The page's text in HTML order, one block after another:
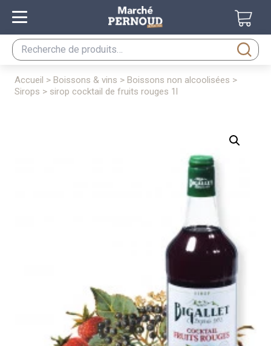
Recherche
pour :
accueil > boissons & vins > boissons non alcoolisées >
sirops > sirop cocktail de fruits rouges 1l